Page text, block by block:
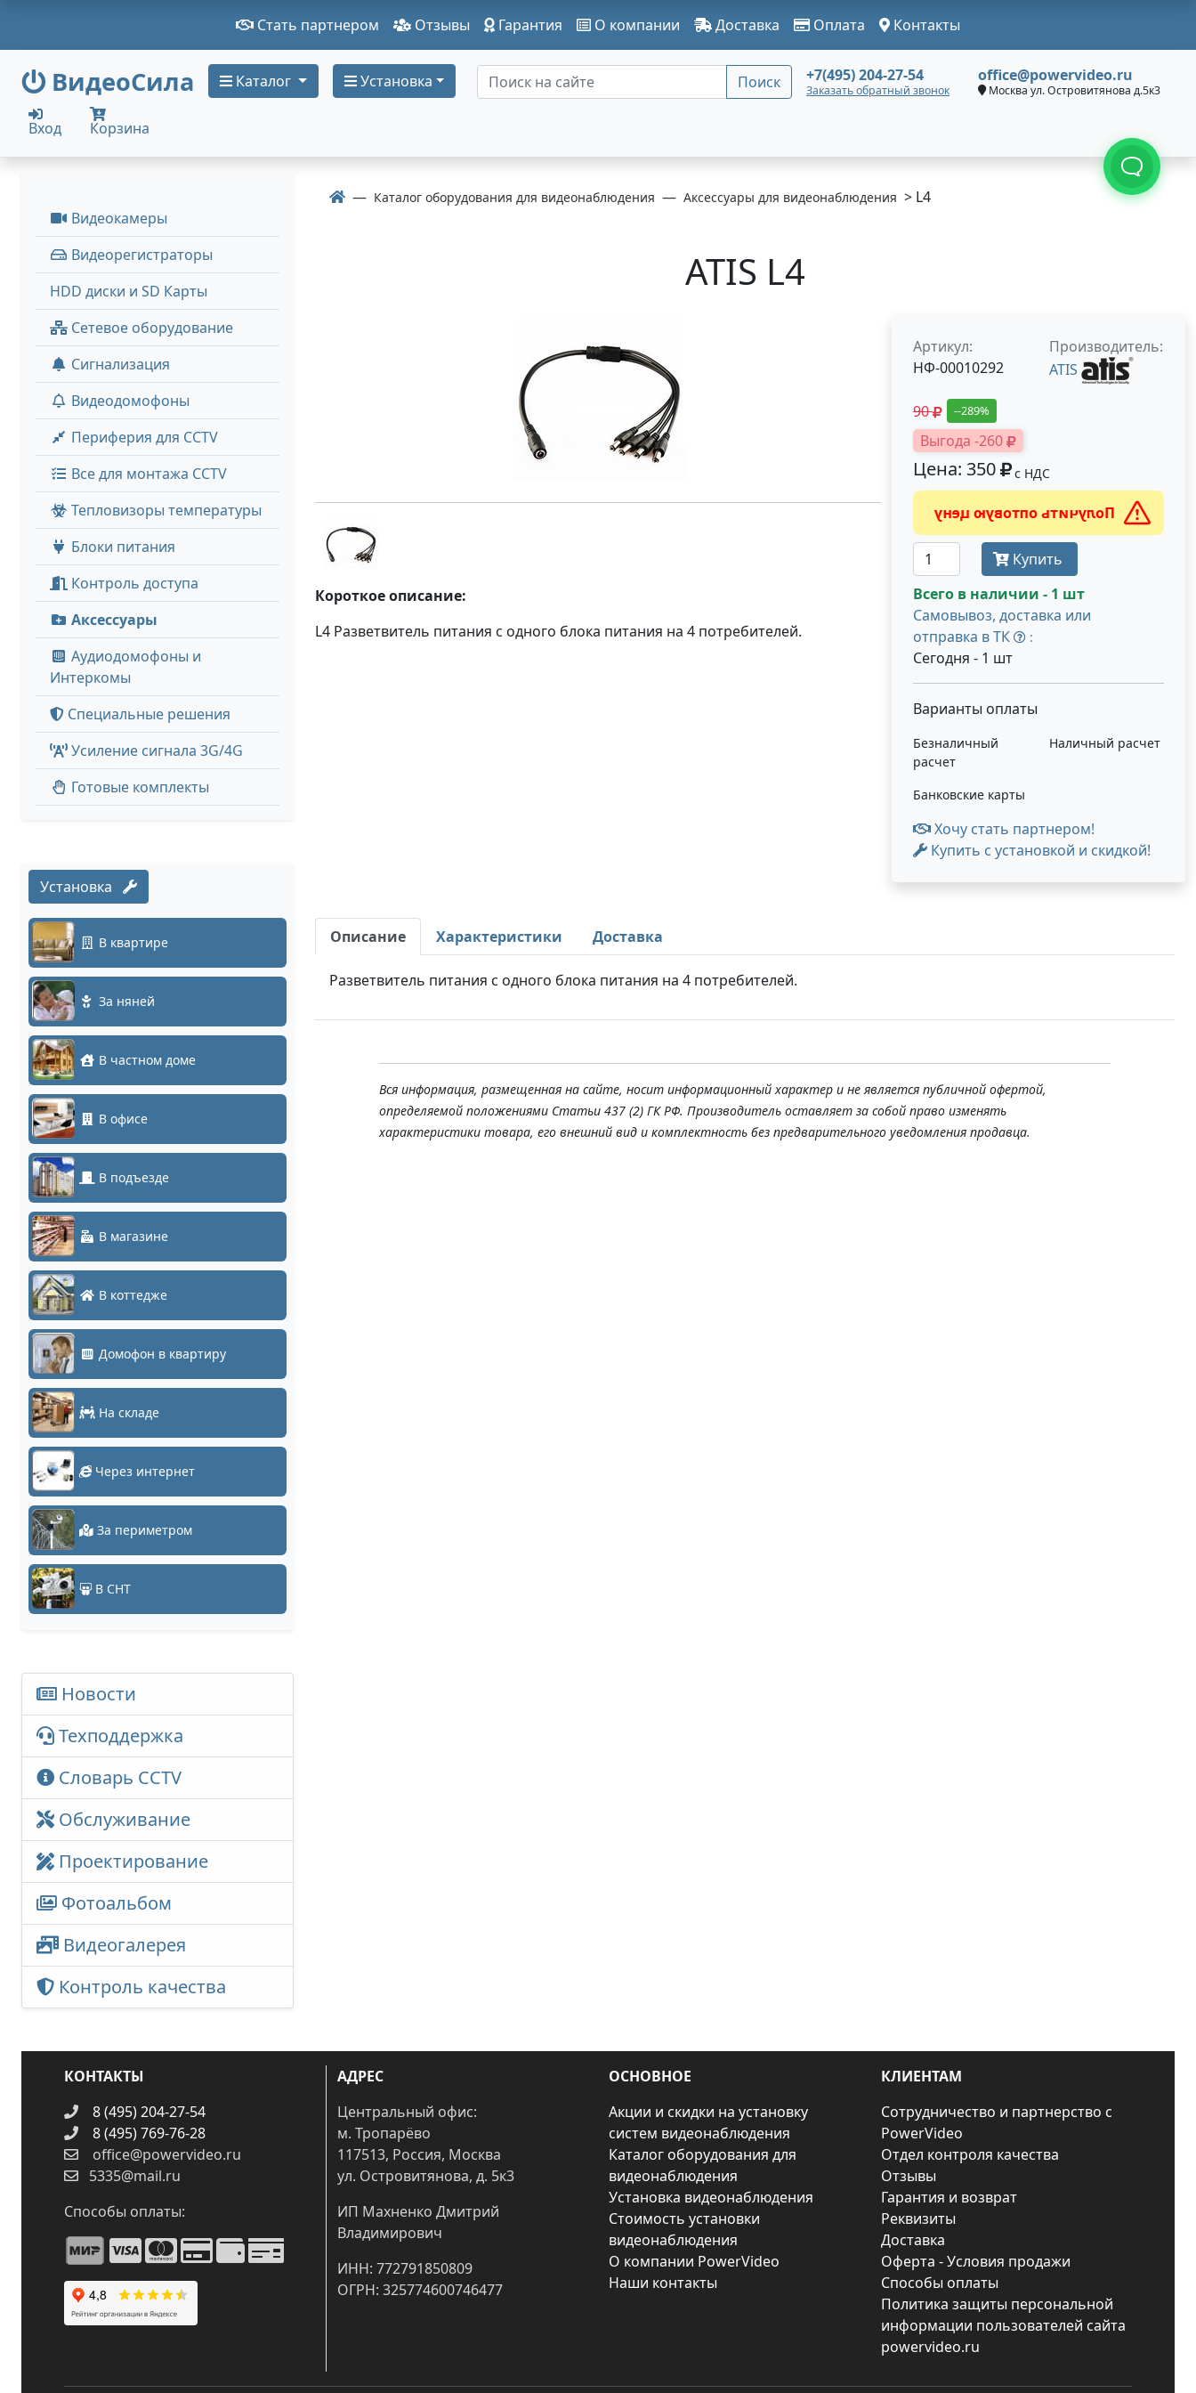
Стать партнером Отзывы Гарантия О компании Доставка Оплата Контакты
ВидеоСила Каталог Установка Поиск +7(495) 204-27-54
Заказать обратный звонок
office@powervideo.ru
Москва ул. Островитянова д.5к3
Вход Корзина
Видеокамеры
Видеорегистраторы
HDD диски и SD Карты
Сетевое оборудование
Сигнализация
Видеодомофоны
Периферия для CCTV
Все для монтажа CCTV
Тепловизоры температуры
Блоки питания
Контроль доступа
Аксессуары
Аудиодомофоны и
Интеркомы
Специальные решения
Усиление сигнала 3G/4G
Готовые комплекты
Установка
В квартире
За няней
В частном доме
В офисе
В подъезде
В магазине
В коттедже
Домофон в квартиру
На складе
Через интернет
За периметром
В СНТ
Новости
Техподдержка
Словарь CCTV
Обслуживание
Проектирование
Фотоальбом
Видеогалерея
Контроль качества
Каталог оборудования для видеонаблюдения Аксессуары для видеонаблюдения > L4
ATIS L4
Короткое описание:
L4 Разветвитель питания с одного блока питания на 4 потребителей.
Артикул:
НФ-00010292
Производитель:
ATIS
90 --289%
Выгода -260
Цена: 350 с НДС
Получить оптовую цену
Купить
Всего в наличии - 1 шт
Самовывоз, доставка или
отправка в ТК
:
Сегодня - 1 шт
Варианты оплаты
Безналичный
расчет
Наличный расчет
Банковские карты
Хочу стать партнером!
Купить с установкой и скидкой!
Описание Характеристики Доставка
Разветвитель питания с одного блока питания на 4 потребителей.
Вся информация, размещенная на сайте, носит информационный характер и не является публичной офертой,
определяемой положениями Статьи 437 (2) ГК РФ. Производитель оставляет за собой право изменять
характеристики товара, его внешний вид и комплектность без предварительного уведомления продавца.
КОНТАКТЫ
8 (495) 204-27-54
8 (495) 769-76-28
office@powervideo.ru
5335@mail.ru
Способы оплаты:
АДРЕС
Центральный офис:
м. Тропарёво
117513, Россия, Москва
ул. Островитянова, д. 5к3
ИП Махненко Дмитрий
Владимирович
ИНН: 772791850809
ОГРН: 325774600746477
ОСНОВНОЕ
Акции и скидки на установку
систем видеонаблюдения
Каталог оборудования для
видеонаблюдения
Установка видеонаблюдения
Стоимость установки
видеонаблюдения
О компании PowerVideo
Наши контакты
КЛИЕНТАМ
Сотрудничество и партнерство с
PowerVideo
Отдел контроля качества
Отзывы
Гарантия и возврат
Реквизиты
Доставка
Оферта - Условия продажи
Способы оплаты
Политика защиты персональной
информации пользователей сайта
powervideo.ru